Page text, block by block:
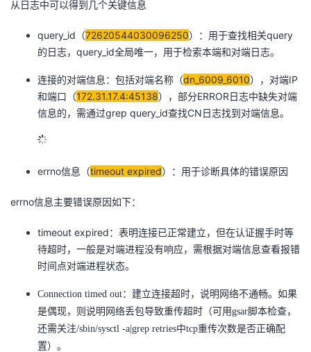
博
的
坛
我
圈
的
我
堂
的
我
我
技
的
从日志中可以得到几个关键信息
query_id（72620544030096250）：用于查找相关query
的日志，query_id全局唯一，用于检索本端和对端日志。
连接的对端信息：包括对端名称（dn_6009_6010），对端IP
和端口（172.31.17.4:45138），部分ERROR日志中缺失对端
信息的，需通过grep query_id查找CN日志找到对端信息。
errno信息（timeout expired）：用于诊断具体的错误原因
errno信息主要错误原因如下：
timeout expired：表明连接已正常建立，但在认证握手时等
待超时，一般是对端进程没有响应，需根据对端信息查看报错
时间点对端进程状态。
Connection timed out：建立连接超时，说明网络不通畅。如果
是偶现，则说明网络丢包导致重传超时（可用gsar脚本检查，
还需关注/sbin/sysctl -a|grep retries中tcp重传次数是否正确配
置）。